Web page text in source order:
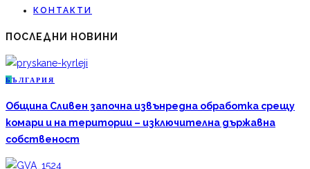
КОНТАКТИ
ПОСЛЕДНИ НОВИНИ
Б ЪЛГАРИЯ
Община Сливен започна извънредна обработка срещу
комари и на територии – изключителна държавна
собственост